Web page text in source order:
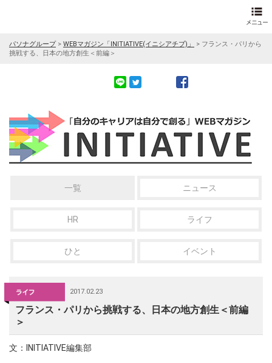
パソナグループ> WEBマガジン「INITIATIVE(イニシアチブ)」 > フランス・パリから
挑戦する、日本の地方創生＜前編＞
一覧 ニュース
HR ライフ
ひと イベント
2017.02.23
フランス・パリから挑戦する、日本の地方創生＜前編
＞
文：INITIATIVE編集部